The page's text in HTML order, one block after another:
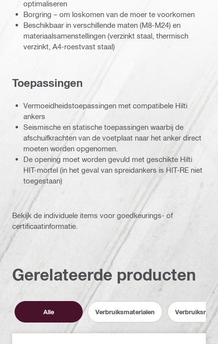
optimaliseren
Borgring – om loskomen van de moer te voorkomen
Beschikbaar in verschillende maten (M8-M24) en
materiaalsamenstellingen (verzinkt staal, thermisch
verzinkt, A4-roestvast staal)
Toepassingen
Vermoeidheidstoepassingen met compatibele Hilti
ankers
Seismische en statische toepassingen waarbij de
afschuifkrachten van de voetplaat naar het anker direct
moeten worden opgenomen.
De opening moet worden gevuld met geschikte Hilti
HIT-mortel (in het geval van spreidankers is HIT-RE niet
toegestaan)
Bekijk de individuele items voor goedkeurings- of
certificaatinformatie.
Gerelateerde producten
Alle Verbruiksmaterialen